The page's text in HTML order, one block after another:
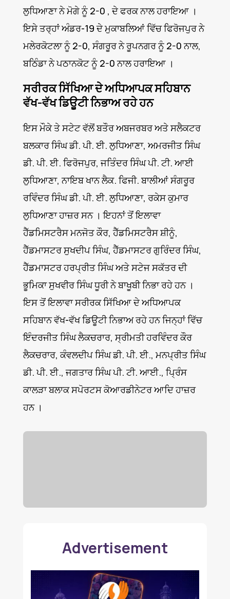
ਲੁਧਿਆਣਾ ਨੇ ਮੋਗੇ ਨੂੰ 2-0 , ਦੇ ਫਰਕ ਨਾਲ ਹਰਾਇਆ ।
ਇਸੇ ਤਰ੍ਹਾਂ ਅੰਡਰ-19 ਦੇ ਮੁਕਾਬਲਿਆਂ ਵਿੱਚ ਫਿਰੋਜਪੁਰ ਨੇ
ਮਲੇਰਕੋਟਲਾ ਨੂੰ 2-0, ਸੰਗਰੂਰ ਨੇ ਰੂਪਨਗਰ ਨੂੰ 2-0 ਨਾਲ,
ਬਠਿੰਡਾ ਨੇ ਪਠਾਨਕੋਟ ਨੂੰ 2-0 ਨਾਲ ਹਰਾਇਆ ।
ਸਰੀਰਕ ਸਿੱਖਿਆ ਦੇ ਅਧਿਆਪਕ ਸਹਿਬਾਨ
ਵੱਖ-ਵੱਖ ਡਿਊਟੀ ਨਿਭਾਅ ਰਹੇ ਹਨ
ਇਸ ਮੌਕੇ ਤੇ ਸਟੇਟ ਵੱਲੋਂ ਬਤੌਰ ਅਬਜਰਬਰ ਅਤੇ ਸਲੈਕਟਰ
ਬਲਕਾਰ ਸਿੰਘ ਡੀ. ਪੀ. ਈ. ਲੁਧਿਆਣਾ, ਅਮਰਜੀਤ ਸਿੰਘ
ਡੀ. ਪੀ. ਈ. ਫਿਰੋਜਪੁਰ, ਜਤਿੰਦਰ ਸਿੰਘ ਪੀ. ਟੀ. ਆਈ
ਲੁਧਿਆਣਾ, ਨਾਇਬ ਖਾਨ ਲੈਕ. ਫਿਜੀ. ਬਾਲੀਆਂ ਸੰਗਰੂਰ
ਰਵਿੰਦਰ ਸਿੰਘ ਡੀ. ਪੀ. ਈ. ਲੁਧਿਆਣਾ, ਰਕੇਸ ਕੁਮਾਰ
ਲੁਧਿਆਣਾ ਹਾਜ਼ਰ ਸਨ । ਇਹਨਾਂ ਤੋਂ ਇਲਾਵਾ
ਹੈੱਡਮਿਸਟਰੈਸ ਮਨਜੋਤ ਕੌਰ, ਹੈੱਡਮਿਸਟਰੈਸ ਸ਼ੀਨੂੰ,
ਹੈੱਡਮਾਸਟਰ ਸੁਖਦੀਪ ਸਿੰਘ, ਹੈੱਡਮਾਸਟਰ ਗੁਰਿੰਦਰ ਸਿੰਘ,
ਹੈੱਡਮਾਸਟਰ ਹਰਪ੍ਰੀਤ ਸਿੰਘ ਅਤੇ ਸਟੇਜ ਸਕੱਤਰ ਦੀ
ਭੂਮਿਕਾ ਸੁਖਵੀਰ ਸਿੰਘ ਧੂਰੀ ਨੇ ਬਾਖੂਬੀ ਨਿਭਾ ਰਹੇ ਹਨ ।
ਇਸ ਤੋਂ ਇਲਾਵਾ ਸਰੀਰਕ ਸਿੱਖਿਆ ਦੇ ਅਧਿਆਪਕ
ਸਹਿਬਾਨ ਵੱਖ-ਵੱਖ ਡਿਊਟੀ ਨਿਭਾਅ ਰਹੇ ਹਨ ਜਿਨ੍ਹਾਂ ਵਿੱਚ
ਇੰਦਰਜੀਤ ਸਿੰਘ ਲੈਕਚਰਾਰ, ਸ੍ਰੀਮਤੀ ਹਰਵਿੰਦਰ ਕੌਰ
ਲੈਕਚਰਾਰ, ਕੰਵਲਦੀਪ ਸਿੰਘ ਡੀ. ਪੀ. ਈ., ਮਨਪ੍ਰੀਤ ਸਿੰਘ
ਡੀ. ਪੀ. ਈ., ਜਗਤਾਰ ਸਿੰਘ ਪੀ. ਟੀ. ਆਈ., ਪ੍ਰਿੰਸ
ਕਾਲੜਾ ਬਲਾਕ ਸਪੋਰਟਸ ਕੋਆਰਡੀਨੇਟਰ ਆਦਿ ਹਾਜ਼ਰ
ਹਨ ।
Advertisement